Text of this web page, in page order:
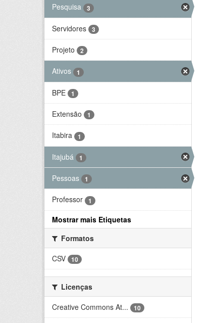
Pesquisa
3
Servidores 3
Projeto 2
Ativos 1
BPE 1
Extensão 1
Itabira 1
Itajubá 1
Pessoas 1
Professor 1
Mostrar mais Etiquetas
Formatos
CSV
10
Licenças
Creative Commons At...
10